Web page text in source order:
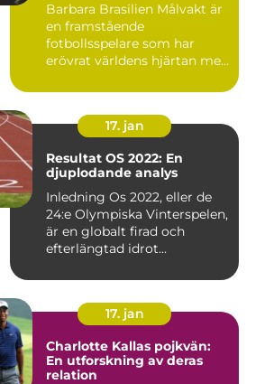
Barbara Brasilien Målvakt är
en framstående
fotbollsspelare som har
erövrat världens hjärtan med
17. jan
Resultat OS 2022: En
djuplodande analys
Inledning Os 2022, eller de
24:e Olympiska Vinterspelen,
är en globalt firad och
efterlängtad idrot...
17. jan
Charlotte Kallas pojkvän:
En utforskning av deras
relation